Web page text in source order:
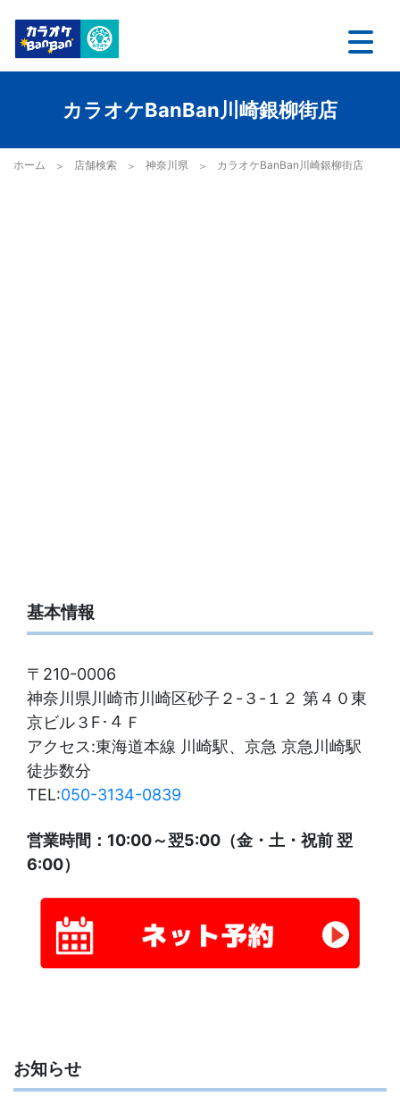
カラオケBanBan川崎銀柳街店
ホーム 店舗検索 神奈川県 カラオケBanBan川崎銀柳街店
基本情報
〒210-0006
神奈川県川崎市川崎区砂子２-３-１２ 第４０東
京ビル３F･４Ｆ
アクセス:東海道本線 川崎駅、京急 京急川崎駅
徒歩数分
TEL:050-3134-0839
営業時間：10:00～翌5:00（金・土・祝前 翌
6:00）
お知らせ